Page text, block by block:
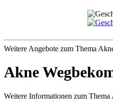
Weitere Angebote zum Thema
Akne
Weitere Informationen zum